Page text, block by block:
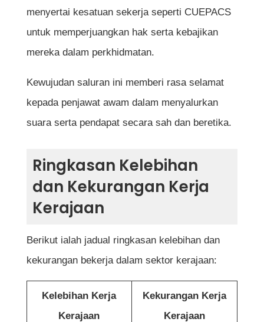
menyertai kesatuan sekerja seperti CUEPACS
untuk memperjuangkan hak serta kebajikan
mereka dalam perkhidmatan.
Kewujudan saluran ini memberi rasa selamat
kepada penjawat awam dalam menyalurkan
suara serta pendapat secara sah dan beretika.
Ringkasan Kelebihan
dan Kekurangan Kerja
Kerajaan
Berikut ialah jadual ringkasan kelebihan dan
kekurangan bekerja dalam sektor kerajaan:
Kelebihan Kerja
Kerajaan
Kekurangan Kerja
Kerajaan